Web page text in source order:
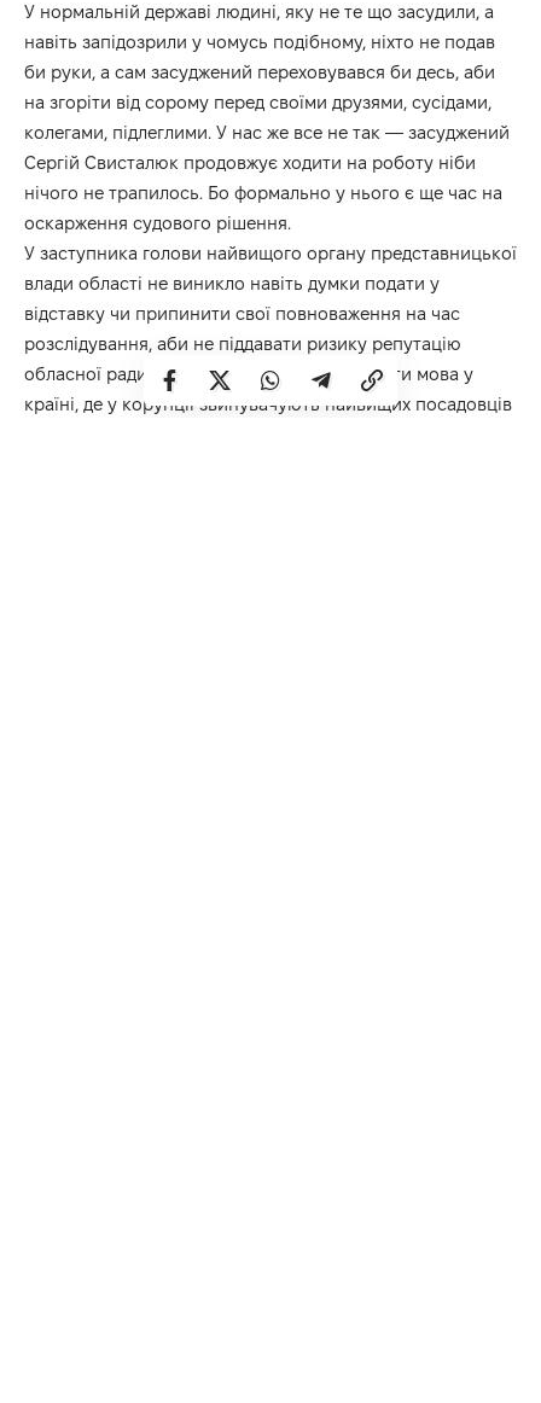
У нормальній державі людині, яку не те що засудили, а
навіть запідозрили у чомусь подібному, ніхто не подав
би руки, а сам засуджений переховувався би десь, аби
на згоріти від сорому перед своїми друзями, сусідами,
колегами, підлеглими. У нас же все не так — засуджений
Сергій Свисталюк продовжує ходити на роботу ніби
нічого не трапилось. Бо формально у нього є ще час на
оскарження судового рішення.
У заступника голови найвищого органу представницької
влади області не виникло навіть думки подати у
відставку чи припинити свої повноваження на час
розслідування, аби не піддавати ризику репутацію
обласної ради. Про яку репутацію може бути мова у
країні, де у корупції звинувачують найвищих посадовців